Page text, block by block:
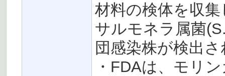
材料の検体を収
サルモネラ属菌
団感染株が検出
・FDAは、モリ